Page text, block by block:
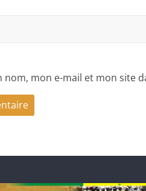
nom, mon e-mail et mon site